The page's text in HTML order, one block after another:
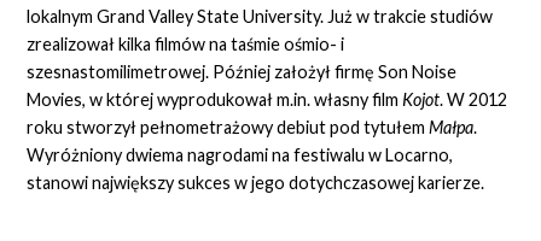
lokalnym Grand Valley State University. Już w trakcie studiów
zrealizował kilka filmów na taśmie ośmio- i
szesnastomilimetrowej. Później założył firmę Son Noise
Movies, w której wyprodukował m.in. własny film Kojot. W 2012
roku stworzył pełnometrażowy debiut pod tytułemMałpa.
Wyróżniony dwiema nagrodami na festiwalu w Locarno,
stanowi największy sukces w jego dotychczasowej karierze.